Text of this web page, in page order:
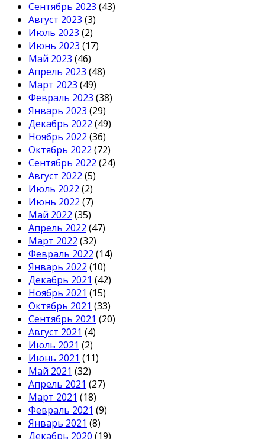
Сентябрь 2023 (43)
Август 2023 (3)
Июль 2023 (2)
Июнь 2023 (17)
Май 2023 (46)
Апрель 2023 (48)
Март 2023 (49)
Февраль 2023 (38)
Январь 2023 (29)
Декабрь 2022 (49)
Ноябрь 2022 (36)
Октябрь 2022 (72)
Сентябрь 2022 (24)
Август 2022 (5)
Июль 2022 (2)
Июнь 2022 (7)
Май 2022 (35)
Апрель 2022 (47)
Март 2022 (32)
Февраль 2022 (14)
Январь 2022 (10)
Декабрь 2021 (42)
Ноябрь 2021 (15)
Октябрь 2021 (33)
Сентябрь 2021 (20)
Август 2021 (4)
Июль 2021 (2)
Июнь 2021 (11)
Май 2021 (32)
Апрель 2021 (27)
Март 2021 (18)
Февраль 2021 (9)
Январь 2021 (8)
Декабрь 2020 (19)